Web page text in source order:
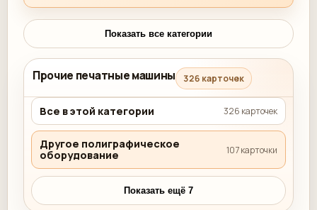
Показать все категории
Прочие печатные машины 326 карточек
Все в этой категории 326 карточек
Другое полиграфическое
оборудование
107 карточки
Показать ещё 7